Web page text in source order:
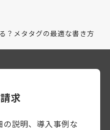
？メタタグの最適な書き方
求
説明、導入事例な